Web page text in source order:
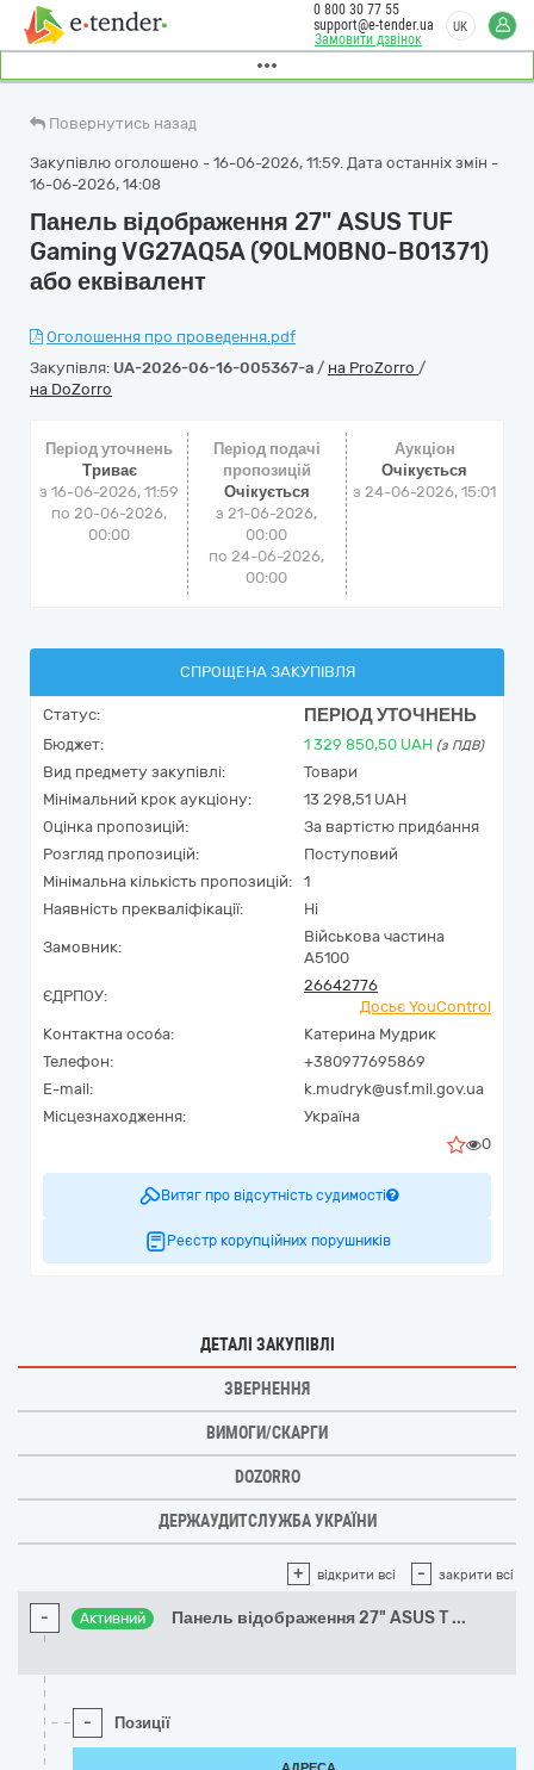
Замовити дзвінок
0 800 30 77 55
support@e-tender.ua
UK
Повернутись назад
Закупівлю оголошено - 16-06-2026, 11:59. Дата останніх змін -
16-06-2026, 14:08
Панель відображення 27" ASUS TUF
Gaming VG27AQ5A (90LM0BN0-B01371)
або еквівалент
Оголошення про проведення.pdf
Закупівля: UA-2026-06-16-005367-a / на ProZorro /
на DoZorro
Період уточнень
Триває
з 16-06-2026, 11:59
по 20-06-2026,
00:00
Період подачі
пропозицій
Очікується
з 21-06-2026,
00:00
по 24-06-2026,
00:00
Аукціон
Очікується
з24-06-2026, 15:01
СПРОЩЕНА ЗАКУПІВЛЯ
Статус: ПЕРІОД УТОЧНЕНЬ
Бюджет: 1 329 850,50 UAH (з ПДВ)
Вид предмету закупівлі:
Товари
Мінімальний крок аукціону:
13 298,51 UAH
Оцінка пропозицій:
За вартістю придбання
Розгляд пропозицій:
Поступовий
Мінімальна кількість пропозицій:
1
Наявність прекваліфікації:
Ні
Замовник:
Військова частина
А5100
ЄДРПОУ:
26642776
Досьє YouControl
Контактна особа:
Катерина Мудрик
Телефон:
+380977695869
E-mail:
k.mudryk@usf.mil.gov.ua
Місцезнаходження:
Україна
0
Витяг про відсутність судимості
Реєстр корупційних порушників
ДЕТАЛІ ЗАКУПІВЛІ
ЗВЕРНЕННЯ
ВИМОГИ/СКАРГИ
DOZORRO
ДЕРЖАУДИТСЛУЖБА УКРАЇНИ
+ відкрити всі - закрити всі
- Активний Панель відображення 27" ASUS T ...
- Позиції